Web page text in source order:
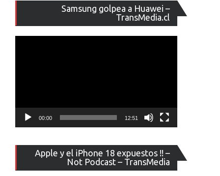
Samsung golpea a Huawei –
TransMedia.cl
de
vídeo
00:00 12:51
Apple y el iPhone 18 expuestos !! –
Not Podcast – TransMedia
de
vídeo